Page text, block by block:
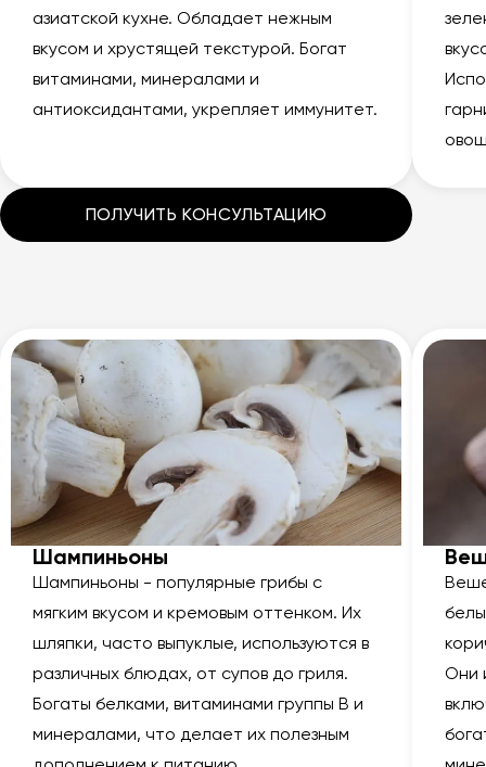
азиатской кухне. Обладает нежным
вкусом и хрустящей текстурой. Богат
витаминами, минералами и
антиоксидантами, укрепляет иммунитет.
ПОЛУЧИТЬ КОНСУЛЬТАЦИЮ
Шампиньоны
Шампиньоны - популярные грибы с
мягким вкусом и кремовым оттенком. Их
шляпки, часто выпуклые, используются в
различных блюдах, от супов до гриля.
Богаты белками, витаминами группы В и
минералами, что делает их полезным
Они